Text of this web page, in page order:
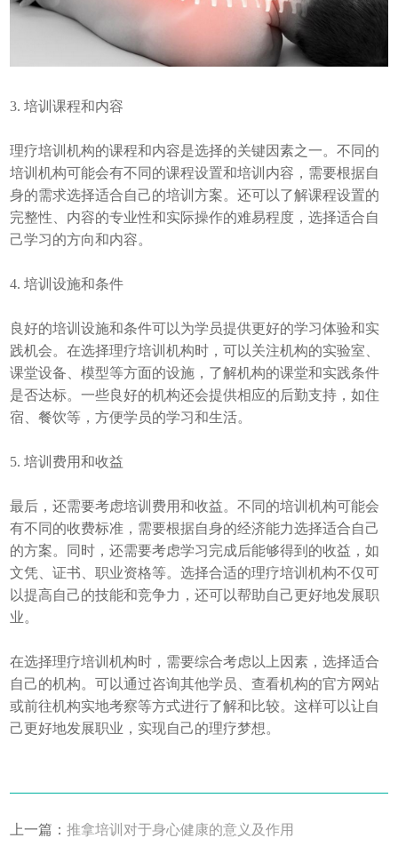
3. 培训课程和内容
理疗培训机构的课程和内容是选择的关键因素之一。不同的
培训机构可能会有不同的课程设置和培训内容，需要根据自
身的需求选择适合自己的培训方案。还可以了解课程设置的
完整性、内容的专业性和实际操作的难易程度，选择适合自
己学习的方向和内容。
4. 培训设施和条件
良好的培训设施和条件可以为学员提供更好的学习体验和实
践机会。在选择理疗培训机构时，可以关注机构的实验室、
课堂设备、模型等方面的设施，了解机构的课堂和实践条件
是否达标。一些良好的机构还会提供相应的后勤支持，如住
宿、餐饮等，方便学员的学习和生活。
5. 培训费用和收益
最后，还需要考虑培训费用和收益。不同的培训机构可能会
有不同的收费标准，需要根据自身的经济能力选择适合自己
的方案。同时，还需要考虑学习完成后能够得到的收益，如
文凭、证书、职业资格等。选择合适的理疗培训机构不仅可
以提高自己的技能和竞争力，还可以帮助自己更好地发展职
业。
在选择理疗培训机构时，需要综合考虑以上因素，选择适合
自己的机构。可以通过咨询其他学员、查看机构的官方网站
或前往机构实地考察等方式进行了解和比较。这样可以让自
己更好地发展职业，实现自己的理疗梦想。
上一篇：推拿培训对于身心健康的意义及作用